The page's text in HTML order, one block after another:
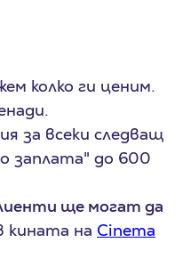
колко ги ценим.
за всеки следващ
заплата" до 600
ще могат да
кината на Cinema